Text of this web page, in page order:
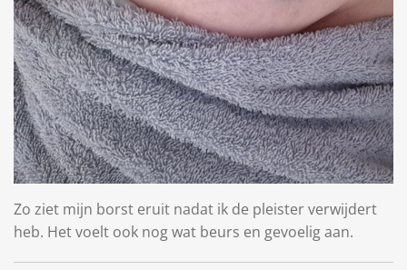
Zo ziet mijn borst eruit nadat ik de pleister verwijdert
heb. Het voelt ook nog wat beurs en gevoelig aan.